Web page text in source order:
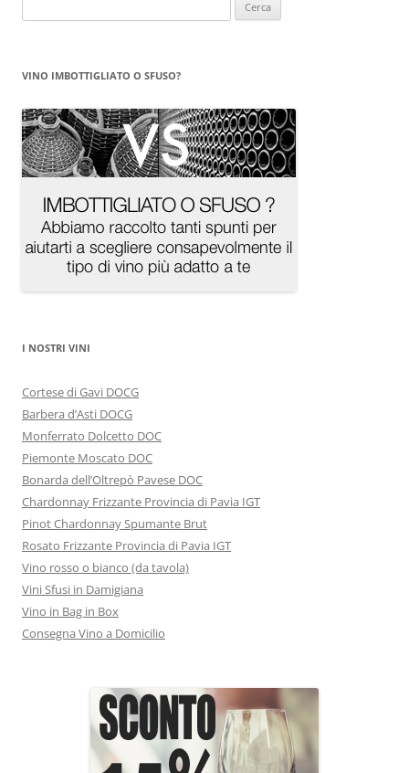
per:
VINO IMBOTTIGLIATO O SFUSO?
I NOSTRI VINI
Cortese di Gavi DOCG
Barbera d’Asti DOCG
Monferrato Dolcetto DOC
Piemonte Moscato DOC
Bonarda dell’Oltrepò Pavese DOC
Chardonnay Frizzante Provincia di Pavia IGT
Pinot Chardonnay Spumante Brut
Rosato Frizzante Provincia di Pavia IGT
Vino rosso o bianco (da tavola)
Vini Sfusi in Damigiana
Vino in Bag in Box
Consegna Vino a Domicilio